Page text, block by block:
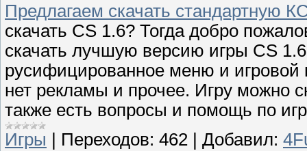
Предлагаем скачать стандартную
скачать CS 1.6? Тогда добро
скачать лучшую версию игры CS
русифицированное меню и игровой
нет рекламы и прочее. Игру можно
также есть вопросы и помощь по
Игры
Переходов: 462 Добавил: